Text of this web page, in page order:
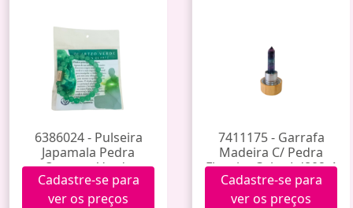
6386024 - Pulseira
Japamala Pedra
Quartzo Verde
Cadastre-se para
ver os preços
7411175 - Garrafa
Madeira C/ Pedra
Fluorita Color Ld802-4
(25)
Cadastre-se para
ver os preços